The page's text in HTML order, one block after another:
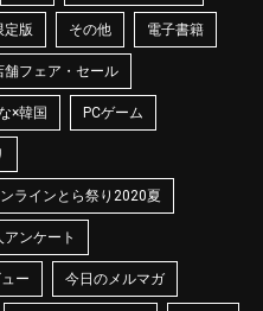
定版 その他 電子書籍
舗フェア・セール
×韓国 PCゲーム
ラインとら祭り2020夏
アンケート
ー 今日のメルマガ